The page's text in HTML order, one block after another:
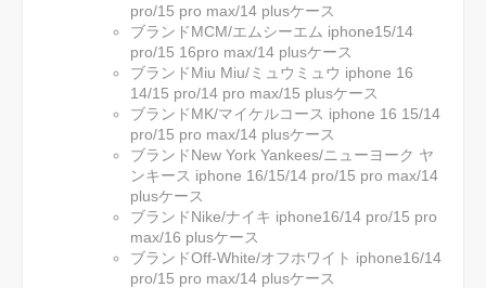
pro/15 pro max/14 plusケース
ブランドMCM/エムシーエム iphone15/14
pro/15 16pro max/14 plusケース
ブランドMiu Miu/ミュウミュウ iphone 16
14/15 pro/14 pro max/15 plusケース
ブランドMK/マイケルコース iphone 16 15/14
pro/15 pro max/14 plusケース
ブランドNew York Yankees/ニューヨーク ヤ
ンキース iphone 16/15/14 pro/15 pro max/14
plusケース
ブランドNike/ナイキ iphone16/14 pro/15 pro
max/16 plusケース
ブランドOff-White/オフホワイト iphone16/14
pro/15 pro max/14 plusケース